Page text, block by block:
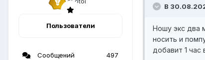
Пользователи
Сообщений 497
В
Ношу экс два
носить и
добавит 1 час